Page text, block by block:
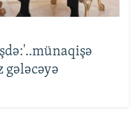
gələcəyə